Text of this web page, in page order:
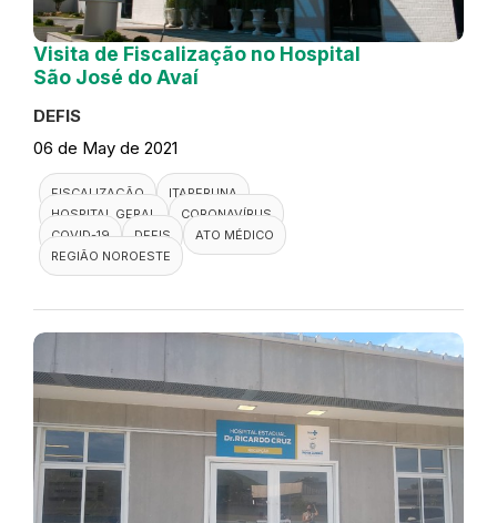
Visita de Fiscalização no Hospital
São José do Avaí
DEFIS
06 de May de 2021
FISCALIZAÇÃO
ITAPERUNA
HOSPITAL GERAL
CORONAVÍRUS
COVID-19
DEFIS
ATO MÉDICO
REGIÃO NOROESTE